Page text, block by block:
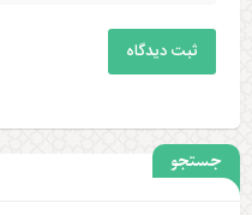
ثبت دیدگاه
جستجو